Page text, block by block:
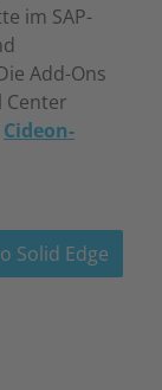
im SAP-
Add-Ons
Center
Cideon-
Solid Edge